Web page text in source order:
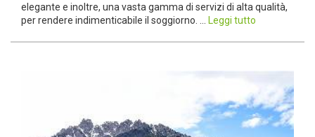
elegante e inoltre, una vasta gamma di servizi di alta qualità,
per rendere indimenticabile il soggiorno. ... Leggi tutto